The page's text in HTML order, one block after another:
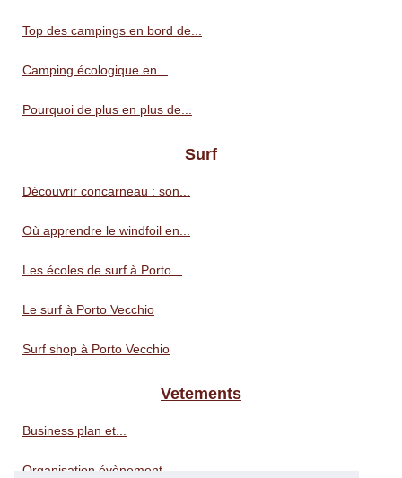
Top des campings en bord de...
Camping écologique en...
Pourquoi de plus en plus de...
Surf
Découvrir concarneau : son...
Où apprendre le windfoil en...
Les écoles de surf à Porto...
Le surf à Porto Vecchio
Surf shop à Porto Vecchio
Vetements
Business plan et...
Organisation évènement...